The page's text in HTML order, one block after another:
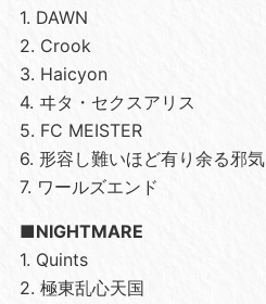
1. DAWN
2. Crook
3. Haicyon
4. ヰタ・セクスアリス
5. FC MEISTER
6. 形容し難いほど有り余る邪気
7. ワールズエンド
■NIGHTMARE
1. Quints
2. 極東乱心天国